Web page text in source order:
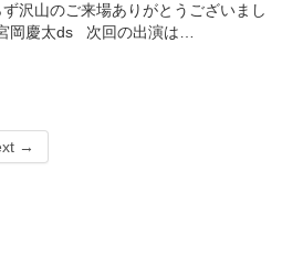
沢山のご来場ありがとうございまし
岡慶太ds 次回の出演は…
→